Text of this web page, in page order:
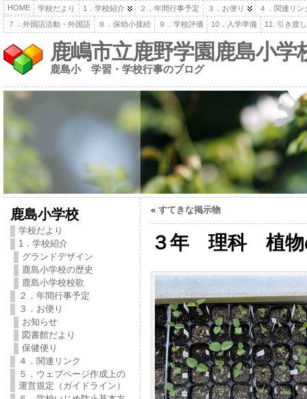
HOME 学校だより 1．学校紹介 ２．年間行事予定 ３．お便り
４．関連リン
７．外国語活動・外国語
８．保幼小接続 ９．学校評価 10．入学準備 11. 引き渡
鹿嶋市立鹿野学園鹿島小学
鹿島小 学習・学校行事のブログ
鹿島小学校
学校だより
1．学校紹介
グランドデザイン
鹿島小学校の歴史
鹿島小学校校歌
２．年間行事予定
３．お便り
お知らせ
図書館だより
保健便り
４．関連リンク
５．ウェブページ作成上の
運営規定（ガイドライン）
« すてきな掲示物
３年 理科 植物